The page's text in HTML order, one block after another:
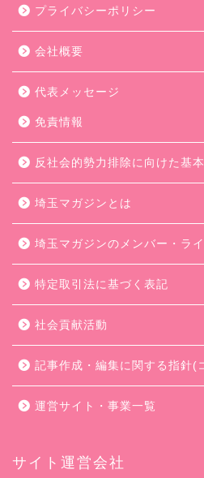
プライバシーポリシー
会社概要
代表メッセージ
免責情報
反社会的勢力排除に向けた基
埼玉マガジンとは
埼玉マガジンのメンバー・ラ
特定取引法に基づく表記
社会貢献活動
記事作成・編集に関する指針(
運営サイト・事業一覧
サイト運営会社